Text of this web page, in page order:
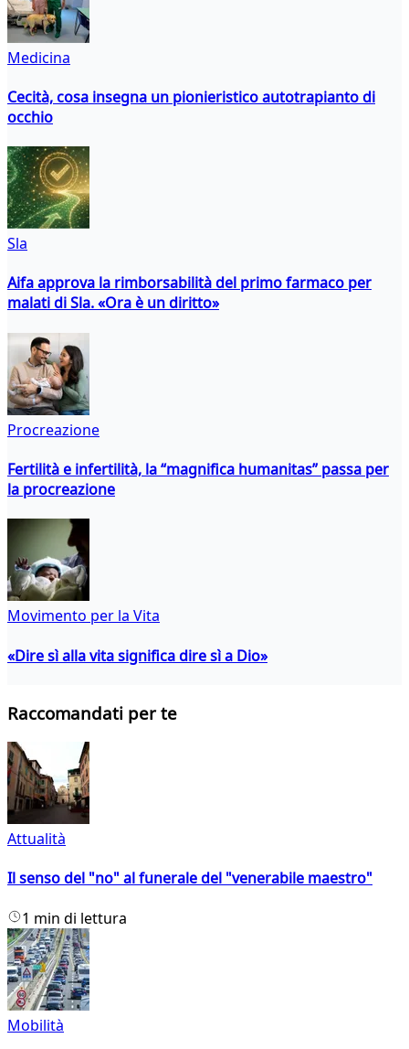
Medicina
Cecità, cosa insegna un pionieristico autotrapianto di
occhio
Sla
Aifa approva la rimborsabilità del primo farmaco per
malati di Sla. «Ora è un diritto»
Procreazione
Fertilità e infertilità, la “magnifica humanitas” passa per
la procreazione
Movimento per la Vita
«Dire sì alla vita significa dire sì a Dio»
Raccomandati per te
Attualità
Il senso del "no" al funerale del "venerabile maestro"
1 min di lettura
Mobilità